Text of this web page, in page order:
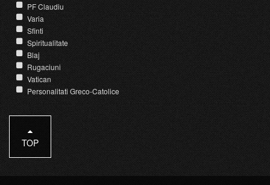
PF Claudiu
Varia
Sfinti
Spiritualitate
Blaj
Rugaciuni
Vatican
Personalitati Greco-Catolice
TOP